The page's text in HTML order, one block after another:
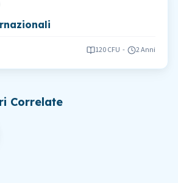
120CFU - 2 Anni
Correlate